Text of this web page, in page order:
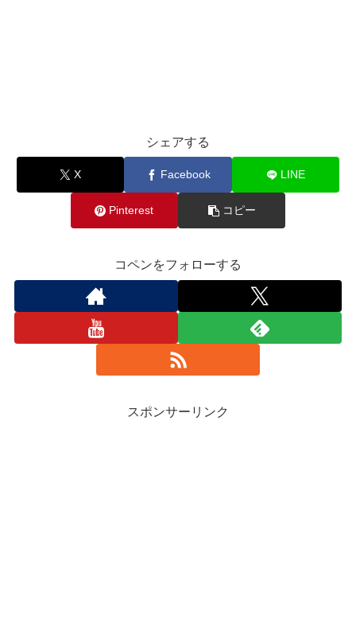
シェアする
X Facebook LINE
Pinterest コピー
コペンをフォローする
スポンサーリンク